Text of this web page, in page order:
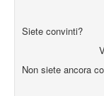
Siete convinti?
Non siete ancora